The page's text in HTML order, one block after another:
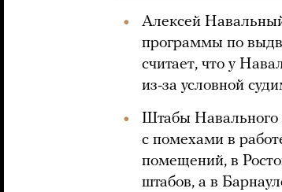
Алексей
программы по
считает, что у
из-за условной
Штабы Навального
с помехами в
помещений, в
штабов, а в